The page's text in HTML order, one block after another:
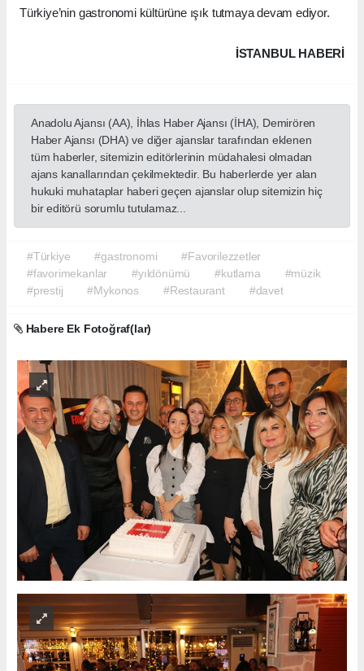
Türkiye’nin gastronomi kültürüne ışık tutmaya devam ediyor.
İSTANBUL HABERİ
Anadolu Ajansı (AA), İhlas Haber Ajansı (İHA), Demirören
Haber Ajansı (DHA) ve diğer ajanslar tarafından eklenen
tüm haberler, sitemizin editörlerinin müdahalesi olmadan
ajans kanallarından çekilmektedir. Bu haberlerde yer alan
hukuki muhataplar haberi geçen ajanslar olup sitemizin hiç
bir editörü sorumlu tutulamaz...
#Türkiye #gastronomi
#Favorilezzetler
#favorimekanlar
#yıldönümü #kutlama
#müzik
#prestij
#Mykonos #Restaurant #davet
Habere Ek Fotoğraf(lar)